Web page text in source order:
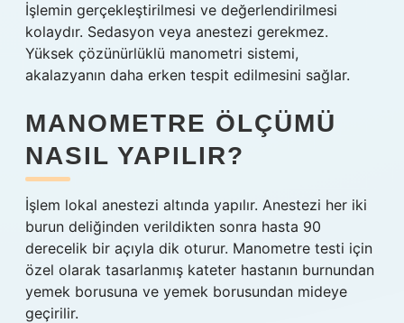
İşlemin gerçekleştirilmesi ve değerlendirilmesi
kolaydır. Sedasyon veya anestezi gerekmez.
Yüksek çözünürlüklü manometri sistemi,
akalazyanın daha erken tespit edilmesini sağlar.
MANOMETRE ÖLÇÜMÜ
NASIL YAPILIR?
İşlem lokal anestezi altında yapılır. Anestezi her iki
burun deliğinden verildikten sonra hasta 90
derecelik bir açıyla dik oturur. Manometre testi için
özel olarak tasarlanmış kateter hastanın burnundan
yemek borusuna ve yemek borusundan mideye
geçirilir.